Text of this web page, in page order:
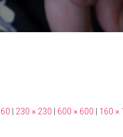
230 × 230 600 × 600 160 ×